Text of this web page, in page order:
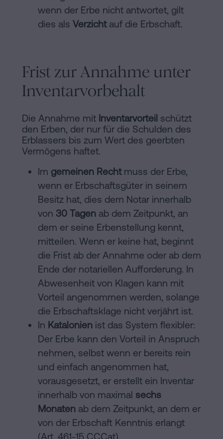
wenn der Erbe nicht antwortet, gilt
dies als Verzichtauf die Erbschaft.
Frist zur Annahme unter
Inventarvorbehalt
Die Annahme mit Inventarvorteil schützt
den Erben, der nur für die Schulden des
Erblassers bis zum Wert des geerbten
Vermögens haftet.
Im gemeinen Rechtmuss der Erbe,
wenn er Erbschaftsgüter in seinem
Besitz hat, dies dem Notar innerhalb
von 30 Tagen ab dem Zeitpunkt, an
dem er seine Erbenstellung kennt,
mitteilen. Wenn er keine hat, beginnt
die Frist ab der Annahme oder ab dem
Ende der notariellen Aufforderung. In
Abwesenheit von Klagen kann mit
Vorteil angenommen werden, solange
die Erbschaftsklage nicht verjährt ist.
In Katalonien ist das System flexibler:
Der Erbe kann den Vorteil in Anspruch
nehmen, selbst wenn er bereits rein
und einfach angenommen hat,
vorausgesetzt, er erstellt ein Inventar
innerhalb von maximal sechs
Monaten ab dem Zeitpunkt, an dem er
von der Erbschaft Kenntnis erlangt
(Art. 461-15 CCCat).